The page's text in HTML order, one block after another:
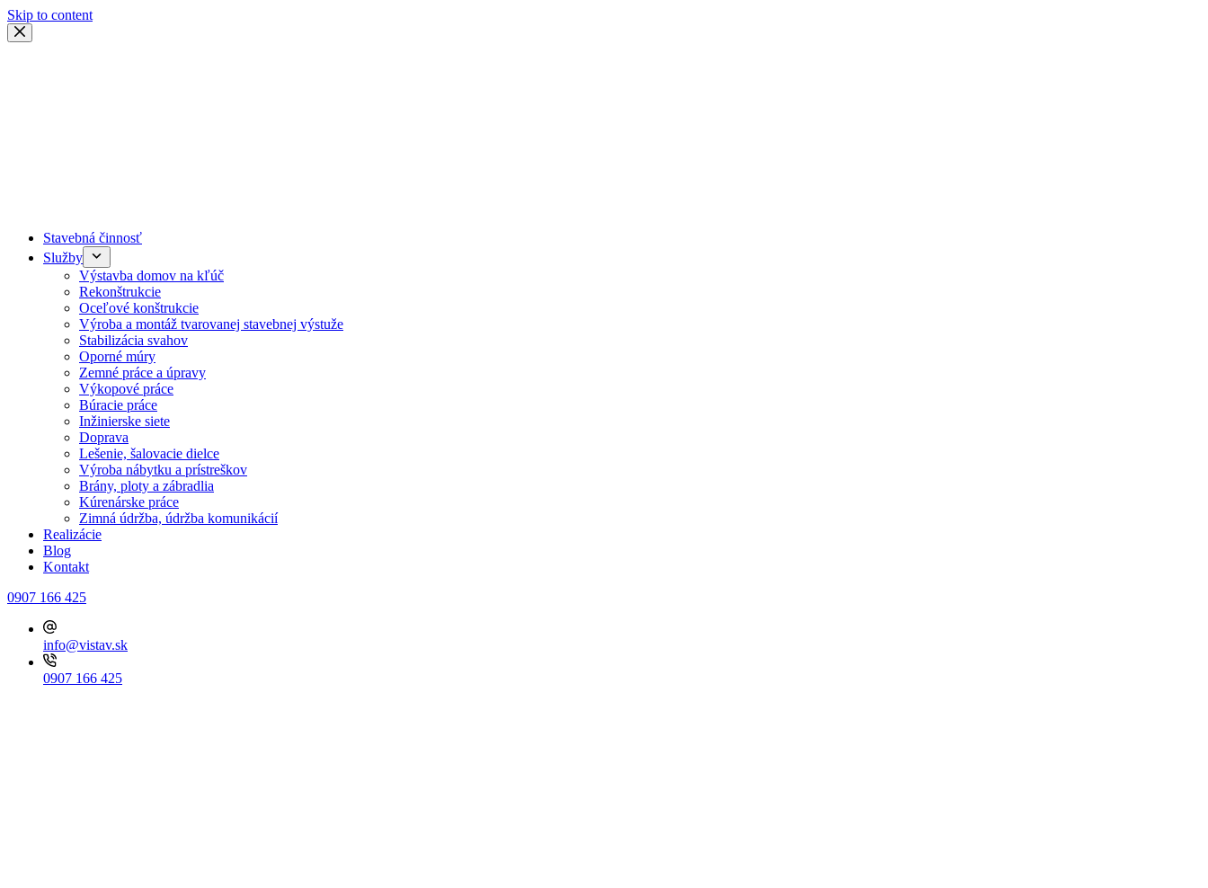
Skip to content
Stavebná činnosť
Služby
Výstavba domov na kľúč
Rekonštrukcie
Oceľové konštrukcie
Výroba a montáž tvarovanej stavebnej výstuže
Stabilizácia svahov
Oporné múry
Zemné práce a úpravy
Výkopové práce
Búracie práce
Inžinierske siete
Doprava
Lešenie, šalovacie dielce
Výroba nábytku a prístreškov
Brány, ploty a zábradlia
Kúrenárske práce
Zimná údržba, údržba komunikácií
Realizácie
Blog
Kontakt
0907 166 425
info@vistav.sk
0907 166 425